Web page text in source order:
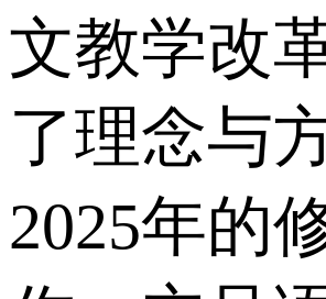
文教学改
了理念与
2025年的